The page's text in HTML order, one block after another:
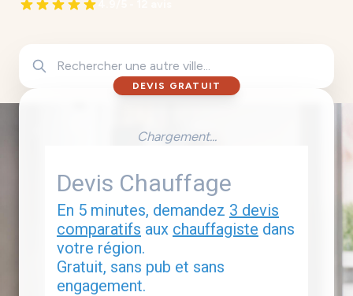
DEVIS GRATUIT
Chargement...
Devis Chauffage
En 5 minutes, demandez 3 devis
comparatifs aux chauffagiste dans
votre région.
Gratuit, sans pub et sans
engagement.